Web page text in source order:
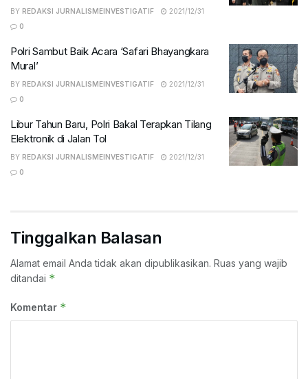
BY REDAKSI JURNALISMEINVESTIGATIF
2021/12/31
0
Polri Sambut Baik Acara ‘Safari Bhayangkara
Mural’
BY REDAKSI JURNALISMEINVESTIGATIF
2021/12/31
0
Libur Tahun Baru, Polri Bakal Terapkan Tilang
Elektronik di Jalan Tol
BY REDAKSI JURNALISMEINVESTIGATIF
2021/12/31
0
Tinggalkan Balasan
Alamat email Anda tidak akan dipublikasikan. Ruas yang wajib
ditandai *
Komentar *